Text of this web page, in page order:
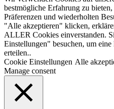
bestmögliche Erfahrung zu
Präferenzen und wiederholten
"Alle akzeptieren" klicken,
ALLER Cookies einverstanden.
Einstellungen" besuchen, um
erteilen..
Cookie Einstellungen Alle
Manage consent